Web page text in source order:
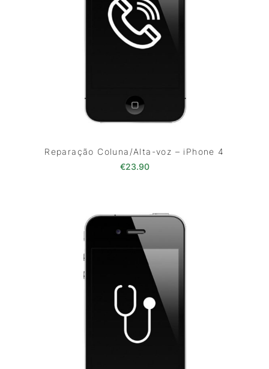
Reparação Coluna/Alta-voz – iPhone 4
€23.90